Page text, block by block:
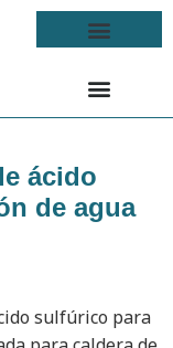
ácido
de agua
sulfúrico para